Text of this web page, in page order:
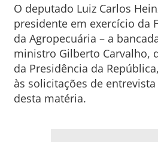
O deputado Luiz Carlos
presidente em exercício da
da Agropecuária – a
ministro Gilberto Carvalho,
da Presidência da
às solicitações de
desta matéria.